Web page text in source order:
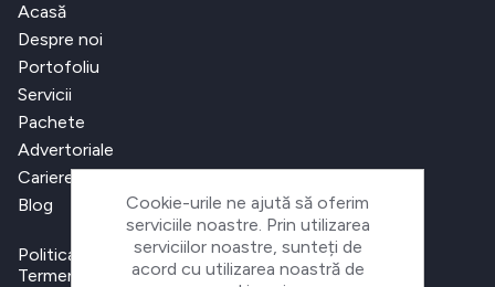
Acasă
Despre noi
Portofoliu
Servicii
Pachete
Advertoriale
Cariere
Blog
Politica de confidențialitate
Termeni și condiții
Cookie-urile ne ajută să oferim
serviciile noastre. Prin utilizarea
serviciilor noastre, sunteți de
acord cu utilizarea noastră de